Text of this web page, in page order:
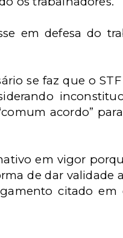
em defesa do
se faz que o
acordo”
em vigor
de dar validade
citado